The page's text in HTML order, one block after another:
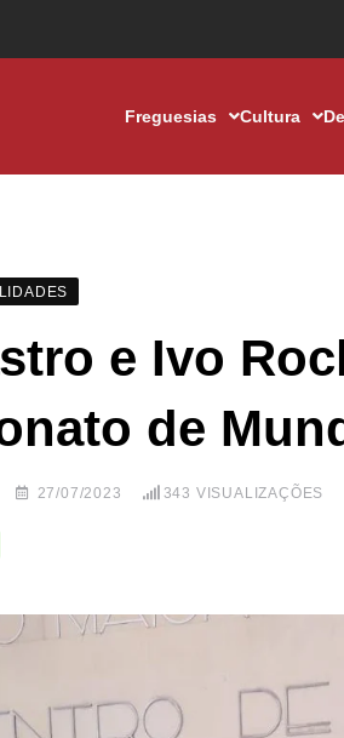
Freguesias Cultura
e Ivo
de
27/07/2023 343 VISUALIZAÇÕES